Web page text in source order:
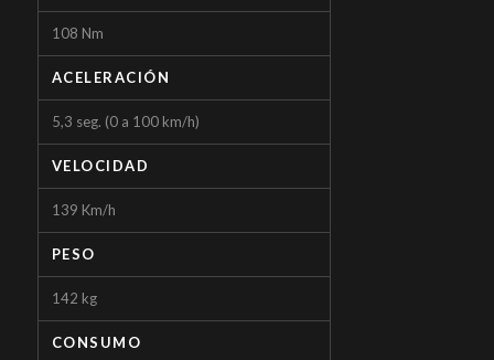
108 Nm
ACELERACIÓN
5,3 seg. (0 a 100 km/h)
VELOCIDAD
139 Km/h
PESO
142 kg
CONSUMO